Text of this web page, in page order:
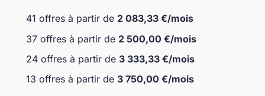
41 offres à partir de 2 083,33 €/mois
37 offres à partir de 2 500,00 €/mois
24 offres à partir de 3 333,33 €/mois
13 offres à partir de 3 750,00 €/mois